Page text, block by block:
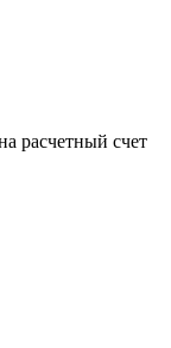
расчетный счет